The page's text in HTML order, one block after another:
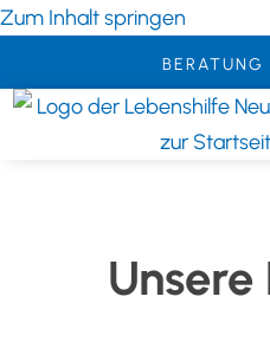
Zum Inhalt springen
BERATUNG